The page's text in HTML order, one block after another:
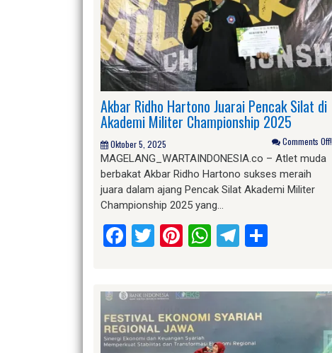
Akbar Ridho Hartono Juarai Pencak Silat di
Akademi Militer Championship 2025
Oktober 5, 2025 Comments Off!
MAGELANG_WARTAINDONESIA.co – Atlet muda
berbakat Akbar Ridho Hartono sukses meraih
juara dalam ajang Pencak Silat Akademi Militer
Championship 2025 yang…
Facebook
Twitter
Pinterest
WhatsApp
Telegram